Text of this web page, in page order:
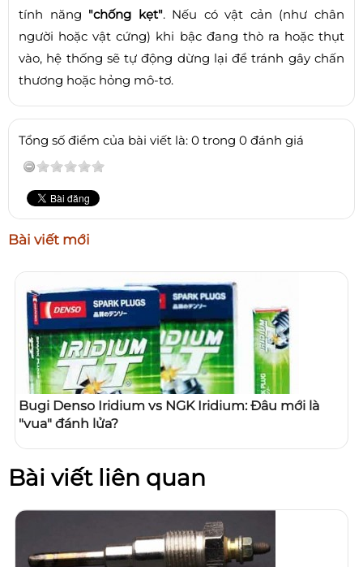
tính năng "chống kẹt". Nếu có vật cản (như chân
người hoặc vật cứng) khi bậc đang thò ra hoặc thụt
vào, hệ thống sẽ tự động dừng lại để tránh gây chấn
thương hoặc hỏng mô-tơ.
Tổng số điểm của bài viết là: 0 trong 0 đánh giá
Bài viết mới
Bugi Denso Iridium vs NGK Iridium: Đâu mới là
"vua" đánh lửa?
Bài viết liên quan